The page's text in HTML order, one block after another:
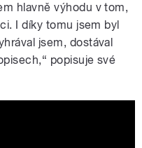
hlavně výhodu v tom,
I díky tomu jsem byl
jsem, dostával
popisuje své